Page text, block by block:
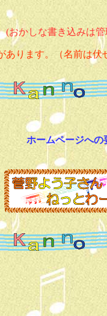
(おかしな書き込みは
あります。（名前は伏
ホームページへの